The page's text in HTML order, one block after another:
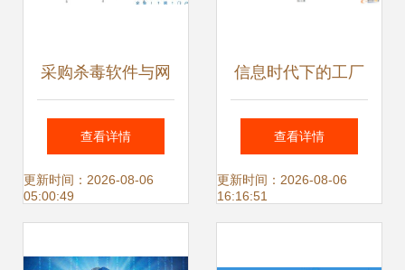
采购杀毒软件与网
络信息安全软件开
发 守护网络环境的
查看详情
更新时间：2026-08-06
05:00:49
信息时代下的工厂
信息安全 ERP系统
如何构筑数字防线
查看详情
更新时间：2026-08-06
16:16:51